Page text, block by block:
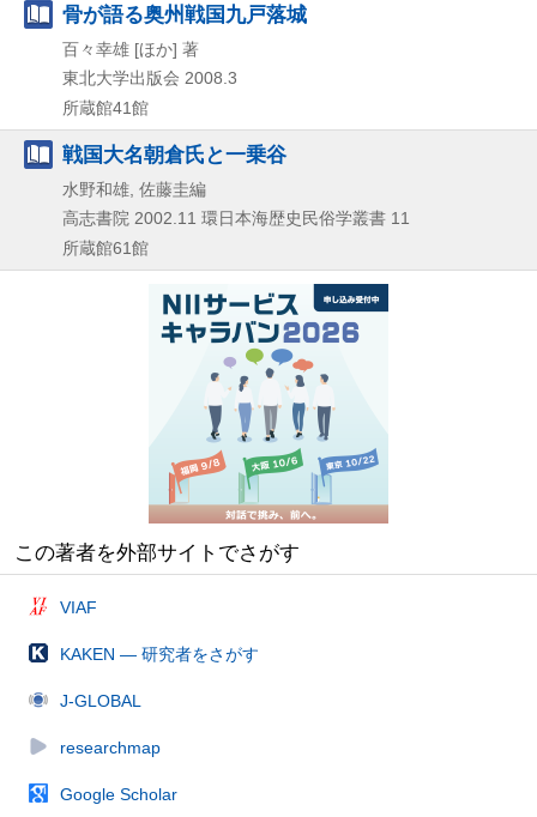
骨が語る奥州戦国九戸落城
百々幸雄 [ほか] 著
東北大学出版会 2008.3
所蔵館41館
戦国大名朝倉氏と一乗谷
水野和雄, 佐藤圭編
高志書院 2002.11 環日本海歴史民俗学叢書 11
所蔵館61館
この著者を外部サイトでさがす
VIAF
KAKEN — 研究者をさがす
J-GLOBAL
researchmap
Google Scholar